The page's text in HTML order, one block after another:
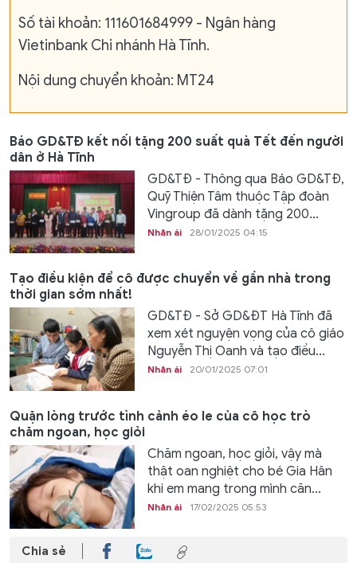
Số tài khoản: 111601684999 - Ngân hàng
Vietinbank Chi nhánh Hà Tĩnh.
Nội dung chuyển khoản: MT24
Báo GD&TĐ kết nối tặng 200 suất quà Tết đến người
dân ở Hà Tĩnh
GD&TĐ - Thông qua Báo GD&TĐ,
Quỹ Thiện Tâm thuộc Tập đoàn
Vingroup đã dành tặng 200...
Nhân ái 28/01/2025 04:15
Tạo điều kiện để cô được chuyển về gần nhà trong
thời gian sớm nhất!
GD&TĐ - Sở GD&ĐT Hà Tĩnh đã
xem xét nguyện vọng của cô giáo
Nguyễn Thị Oanh và tạo điều...
Nhân ái 20/01/2025 07:01
Quặn lòng trước tình cảnh éo le của cô học trò
chăm ngoan, học giỏi
Chăm ngoan, học giỏi, vậy mà
thật oan nghiệt cho bé Gia Hân
khi em mang trong mình căn...
Nhân ái 17/02/2025 05:53
Chia sẻ